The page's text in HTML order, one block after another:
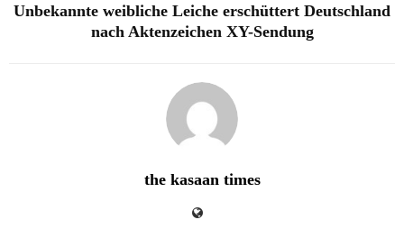
Unbekannte weibliche Leiche erschüttert Deutschland
nach Aktenzeichen XY-Sendung
the kasaan times